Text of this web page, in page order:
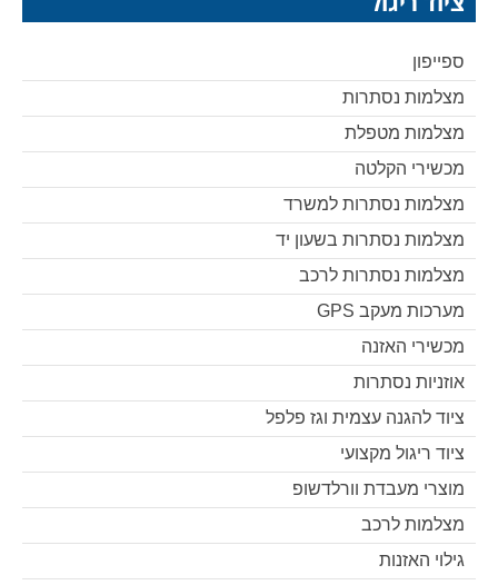
ספייפון
מצלמות נסתרות
מצלמות מטפלת
מכשירי הקלטה
מצלמות נסתרות למשרד
מצלמות נסתרות בשעון יד
מצלמות נסתרות לרכב
מערכות מעקב GPS
מכשירי האזנה
אוזניות נסתרות
ציוד להגנה עצמית וגז פלפל
ציוד ריגול מקצועי
מוצרי מעבדת וורלדשופ
מצלמות לרכב
גילוי האזנות